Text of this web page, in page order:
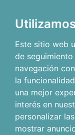
Este sitio web
de
navegación
la
una mejor
interés en
personalizar
mostrar